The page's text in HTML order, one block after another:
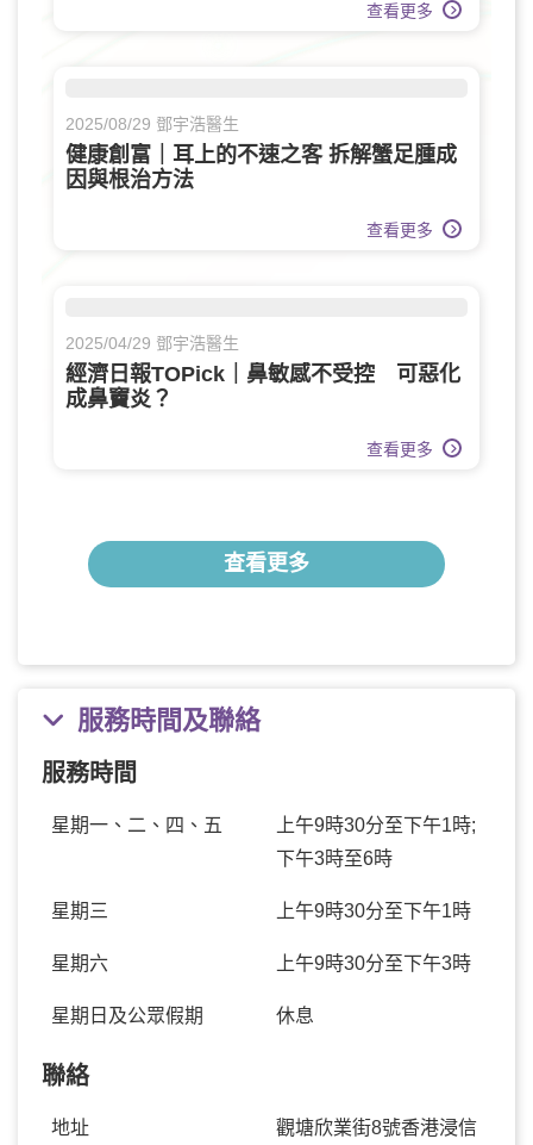
查看更多
2025/08/29 鄧宇浩醫生
健康創富｜耳上的不速之客 拆解蟹足腫成
因與根治方法
查看更多
2025/04/29 鄧宇浩醫生
經濟日報TOPick｜鼻敏感不受控 可惡化
成鼻竇炎？
查看更多
查看更多
服務時間及聯絡
服務時間
星期一、二、四、五
上午9時30分至下午1時;
下午3時至6時
星期三 上午9時30分至下午1時
星期六 上午9時30分至下午3時
星期日及公眾假期 休息
聯絡
地址
觀塘欣業街8號香港浸信